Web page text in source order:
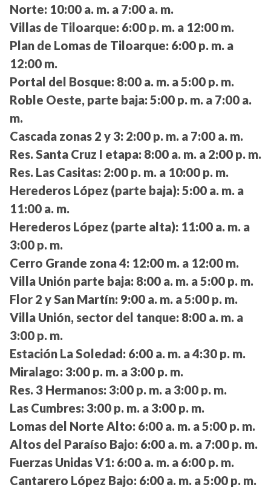
Norte: 10:00 a. m. a 7:00 a. m.
Villas de Tiloarque: 6:00 p. m. a 12:00 m.
Plan de Lomas de Tiloarque: 6:00 p. m. a
12:00 m.
Portal del Bosque: 8:00 a. m. a 5:00 p. m.
Roble Oeste, parte baja: 5:00 p. m. a 7:00 a.
m.
Cascada zonas 2 y 3: 2:00 p. m. a 7:00 a. m.
Res. Santa Cruz I etapa: 8:00 a. m. a 2:00 p. m.
Res. Las Casitas: 2:00 p. m. a 10:00 p. m.
Herederos López (parte baja): 5:00 a. m. a
11:00 a. m.
Herederos López (parte alta): 11:00 a. m. a
3:00 p. m.
Cerro Grande zona 4: 12:00 m. a 12:00 m.
Villa Unión parte baja: 8:00 a. m. a 5:00 p. m.
Flor 2 y San Martín: 9:00 a. m. a 5:00 p. m.
Villa Unión, sector del tanque: 8:00 a. m. a
3:00 p. m.
Estación La Soledad: 6:00 a. m. a 4:30 p. m.
Miralago: 3:00 p. m. a 3:00 p. m.
Res. 3 Hermanos: 3:00 p. m. a 3:00 p. m.
Las Cumbres: 3:00 p. m. a 3:00 p. m.
Lomas del Norte Alto: 6:00 a. m. a 5:00 p. m.
Altos del Paraíso Bajo: 6:00 a. m. a 7:00 p. m.
Fuerzas Unidas V1: 6:00 a. m. a 6:00 p. m.
Cantarero López Bajo: 6:00 a. m. a 5:00 p. m.